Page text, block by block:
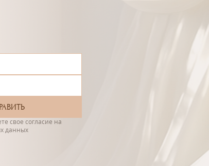
свое согласие на
данных